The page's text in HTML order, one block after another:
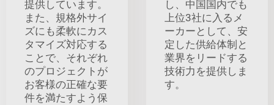
提供しています。
また、規格外サイ
ズにも柔軟にカス
タマイズ対応する
ことで、それぞれ
のプロジェクトが
お客様の正確な要
件を満たすよう保
し、中国国内でも
上位3社に入るメ
ーカーとして、安
定した供給体制と
業界をリードする
技術力を提供しま
す。